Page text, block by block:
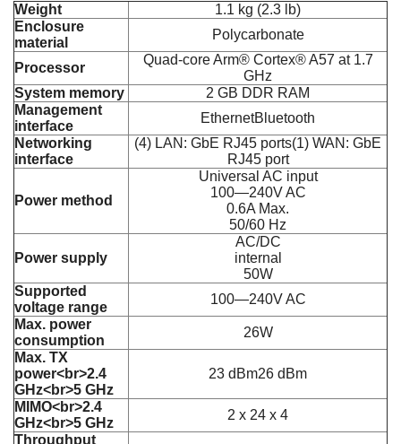
Weight
1.1 kg (2.3 lb)
Enclosure
material
Polycarbonate
Processor
Quad-core Arm® Cortex® A57 at 1.7
GHz
System memory
2 GB DDR RAM
Management
interface
EthernetBluetooth
Networking
interface
(4) LAN: GbE RJ45 ports(1) WAN: GbE
RJ45 port
Power method
Universal AC input
100—240V AC
0.6A Max.
50/60 Hz
Power supply
AC/DC
internal
50W
Supported
voltage range
100—240V AC
Max. power
consumption
26W
Max. TX
power<br>2.4
GHz<br>5 GHz
23 dBm26 dBm
MIMO<br>2.4
GHz<br>5 GHz
2 x 24 x 4
Throughput